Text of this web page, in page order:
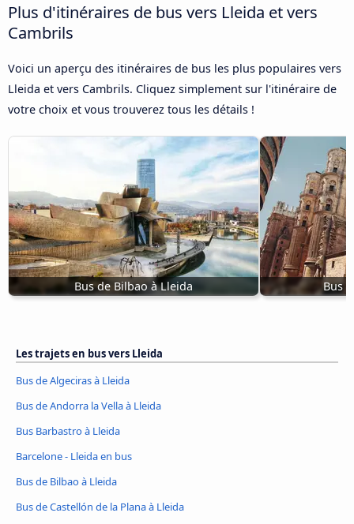
Plus d'itinéraires de bus vers Lleida et vers
Cambrils
Voici un aperçu des itinéraires de bus les plus populaires vers
Lleida et vers Cambrils. Cliquez simplement sur l'itinéraire de
votre choix et vous trouverez tous les détails !
Bus de Bilbao à Lleida Bus
Les trajets en bus vers Lleida
Bus de Algeciras à Lleida
Bus de Andorra la Vella à Lleida
Bus Barbastro à Lleida
Barcelone - Lleida en bus
Bus de Bilbao à Lleida
Bus de Castellón de la Plana à Lleida